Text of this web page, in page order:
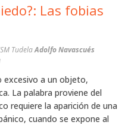
Las fobias
TudelaAdolfo Navascués
excesivo a un objeto,
La palabra proviene del
requiere la aparición de una
cuando se expone al